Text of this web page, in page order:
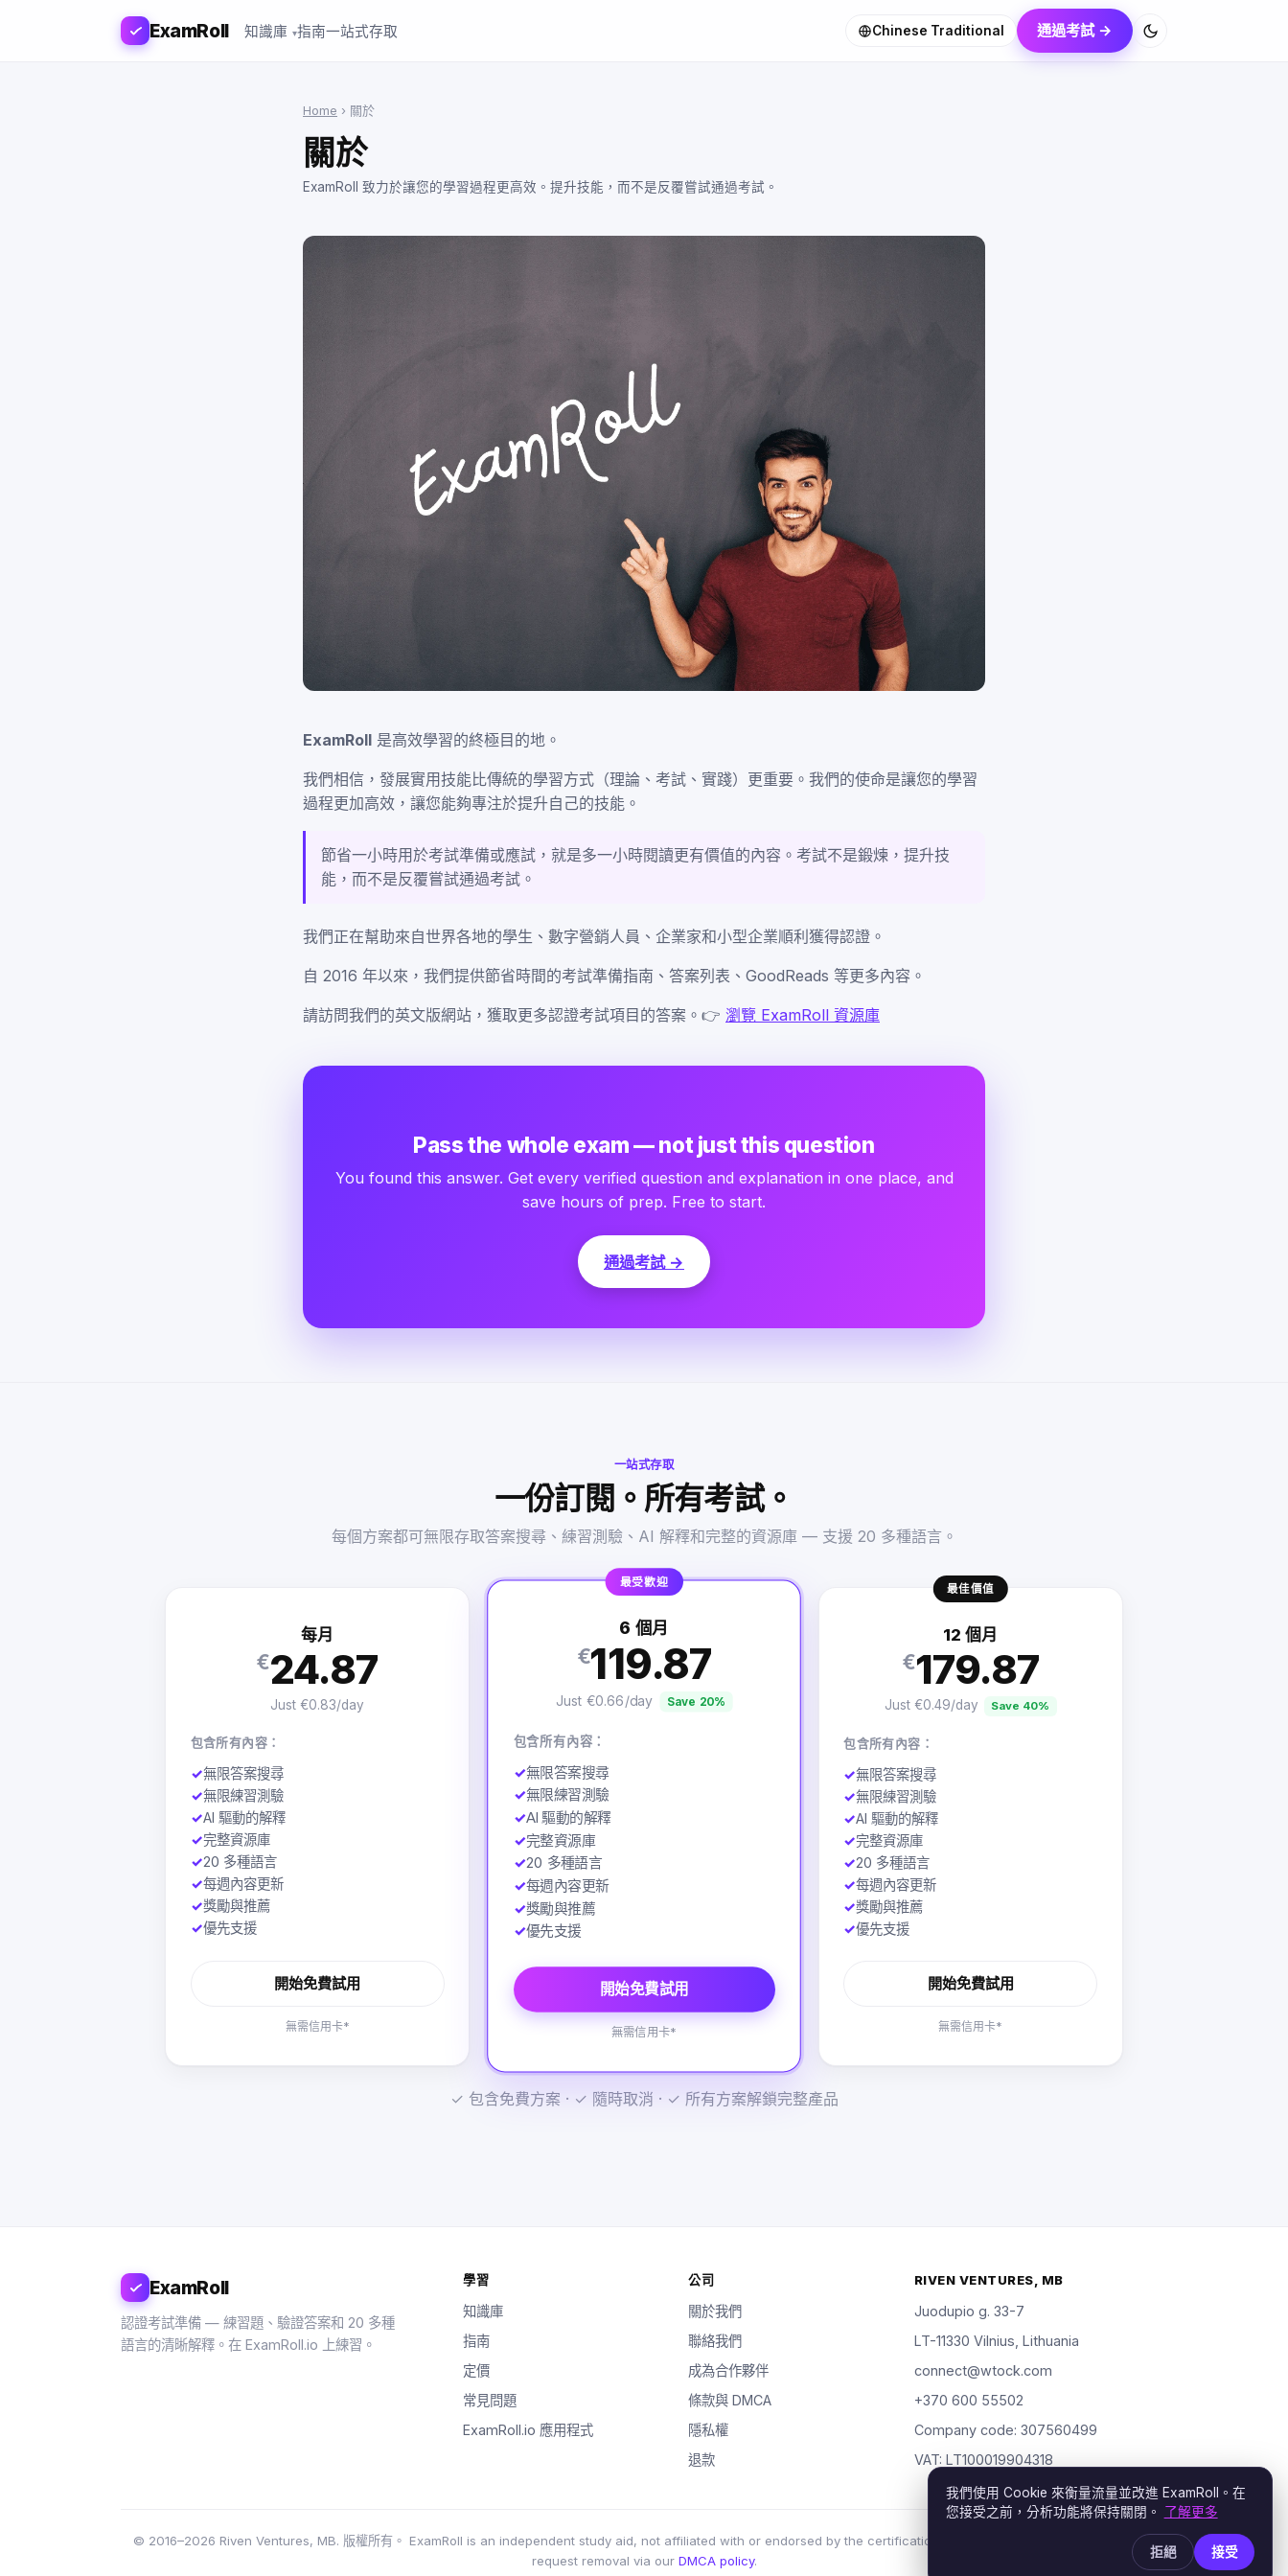
ExamRoll 知識庫 指南一站式存取 Chinese Traditional 通過考試 →
Home › 關於
關於
ExamRoll 致力於讓您的學習過程更高效。提升技能，而不是反覆嘗試通過考試。
ExamRoll 是高效學習的終極目的地。
我們相信，發展實用技能比傳統的學習方式（理論、考試、實踐）更重要。我們的使命是讓您的學習
過程更加高效，讓您能夠專注於提升自己的技能。
節省一小時用於考試準備或應試，就是多一小時閱讀更有價值的內容。考試不是鍛煉，提升技
能，而不是反覆嘗試通過考試。
我們正在幫助來自世界各地的學生、數字營銷人員、企業家和小型企業順利獲得認證。
自 2016 年以來，我們提供節省時間的考試準備指南、答案列表、GoodReads 等更多內容。
請訪問我們的英文版網站，獲取更多認證考試項目的答案。👉 瀏覽 ExamRoll 資源庫
Pass the whole exam — not just this question
You found this answer. Get every verified question and explanation in one place, and
save hours of prep. Free to start.
通過考試 →
一站式存取
一份訂閱。所有考試。
每個方案都可無限存取答案搜尋、練習測驗、AI 解釋和完整的資源庫 — 支援 20 多種語言。
每月
€24.87
Just €0.83/day
包含所有內容：
✓無限答案搜尋
✓無限練習測驗
✓AI 驅動的解釋
✓完整資源庫
✓20 多種語言
✓每週內容更新
✓獎勵與推薦
✓優先支援
開始免費試用
無需信用卡*
最受歡迎
6 個月
€119.87
Just €0.66/day Save 20%
包含所有內容：
✓無限答案搜尋
✓無限練習測驗
✓AI 驅動的解釋
✓完整資源庫
✓20 多種語言
✓每週內容更新
✓獎勵與推薦
✓優先支援
開始免費試用
無需信用卡*
最佳價值
12 個月
€179.87
Just €0.49/day Save 40%
包含所有內容：
✓無限答案搜尋
✓無限練習測驗
✓AI 驅動的解釋
✓完整資源庫
✓20 多種語言
✓每週內容更新
✓獎勵與推薦
✓優先支援
開始免費試用
無需信用卡*
✓ 包含免費方案 · ✓ 隨時取消 · ✓ 所有方案解鎖完整產品
ExamRoll
認證考試準備 — 練習題、驗證答案和 20 多種
語言的清晰解釋。在 ExamRoll.io 上練習。
學習
知識庫
指南
定價
常見問題
ExamRoll.io 應用程式
公司
關於我們
聯絡我們
成為合作夥伴
條款與 DMCA
隱私權
退款
RIVEN VENTURES, MB
Juodupio g. 33-7
LT-11330 Vilnius, Lithuania
connect@wtock.com
+370 600 55502
Company code: 307560499
VAT: LT100019904318
© 2016–2026 Riven Ventures, MB. 版權所有。 ExamRoll is an independent study aid, not affiliated with or endorsed by the certification vendors named; rights holders may
request removal via our DMCA policy.
我們使用 Cookie 來衡量流量並改進 ExamRoll。在
您接受之前，分析功能將保持關閉。 了解更多
拒絕 接受